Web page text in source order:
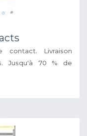
contact. Livraison
Jusqu'à 70 % de